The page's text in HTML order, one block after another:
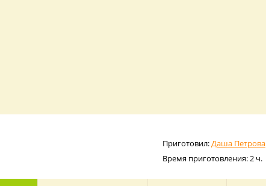
Даша Петрова
Время приготовления:2 ч.